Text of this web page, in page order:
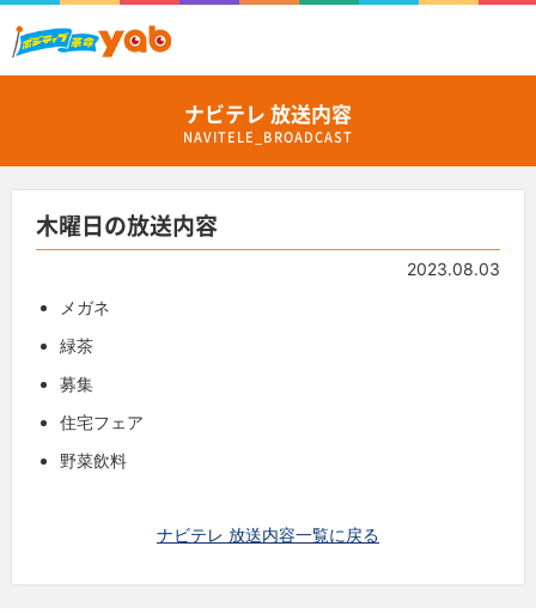
ナビテレ 放送内容
NAVITELE_BROADCAST
木曜日の放送内容
2023.08.03
メガネ
緑茶
募集
住宅フェア
野菜飲料
ナビテレ 放送内容一覧に戻る